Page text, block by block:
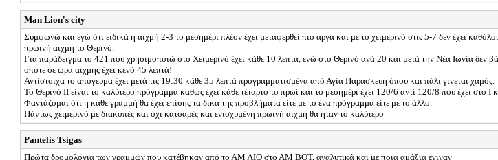
Man Lion's city
Συμφωνώ και εγώ ότι ειδικά η αιχμή 2-3 το μεσημέρι πλέον έχει μεταφερθεί πιο αργά και με το χειμερινό στις 5-7 δεν έχει
πρωινή αιχμή το Θερινό.
Για παράδειγμα το 421 που χρησιμοποιώ στο Χειμερινό έχει κάθε 10 λεπτά, ενώ στο Θερινό ανά 20 και μετά την Νέα Ιωνία
οπότε σε ώρα αιχμής έχει κενό 45 λεπτά!
Αντίστοιχα το απόγευμα έχει μετά τις 19:30 κάθε 35 λεπτά προγραμματισμένα από Αγία Παρασκευή όπου και πάλι γίνεται χαμός.
Το Θερινό ΙΙ είναι το καλύτερο πρόγραμμα καθώς έχει κάθε τέταρτο το πρωί και το μεσημέρι έχει 120/6 αντί 120/8 που έχει στο
Φαντάζομαι ότι η κάθε γραμμή θα έχει επίσης τα δικά της προβλήματα είτε με το ένα πρόγραμμα είτε με το άλλο.
Πάντως χειμερινό με διακοπές και όχι κατσαρές και ενισχυμένη πρωινή αιχμή θα ήταν το καλύτερο
Pantelis Tsigas
Πρώτα δρομολόγια των γραμμών που κατέβηκαν από το ΑΜ ΛΙΟ στο ΑΜ ΒΟΤ, αναλυτικά και με ποια αμάξια έγιναν